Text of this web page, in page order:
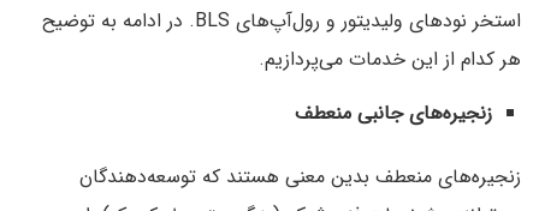
استخر نودهای ولیدیتور و رول‌آپ‌های BLS. در ادامه به توضیح
هر کدام از این خدمات می‌پردازیم.
زنجیره‌های جانبی منعطف
زنجیره‌های منعطف بدین معنی هستند که توسعه‌دهندگان